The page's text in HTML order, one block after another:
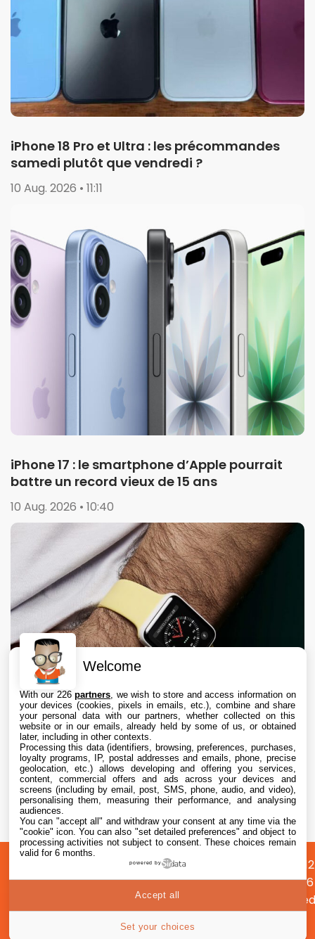
iPhone 18 Pro et Ultra : les précommandes
samedi plutôt que vendredi ?
10 Aug. 2026 • 11:11
iPhone 17 : le smartphone d’Apple pourrait
battre un record vieux de 15 ans
10 Aug. 2026 • 10:40
L’Apple Watch en céramique ferait bientôt
son retour
10 Aug. 2026 • 9:23
propos
Préférences
cookies
Confidentialité
©
2026
|
Welcome
With our 226partners , we wish to store and access information on
your devices (cookies, pixels in emails, etc.), combine and share
your personal data with our partners, whether collected on this
website or in our emails, already held by some of us, or obtained
later, including in other contexts.
Processing this data (identifiers, browsing, preferences, purchases,
loyalty programs, IP, postal addresses and emails, phone, precise
geolocation, etc.) allows developing and offering you services,
content, commercial offers and ads across your devices and
screens (including by email, post, SMS, phone, audio, and video),
personalising them, measuring their performance, and analysing
audiences.
You can "accept all" and withdraw your consent at any time via the
"cookie" icon. You can also "set detailed preferences" and object to
processing activities not subject to consent. These choices remain
valid for 6 months.
powered by
Set your choices
Accept all